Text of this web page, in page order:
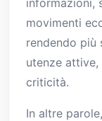
movimenti
rendendo più
utenze
criticità.
In altre